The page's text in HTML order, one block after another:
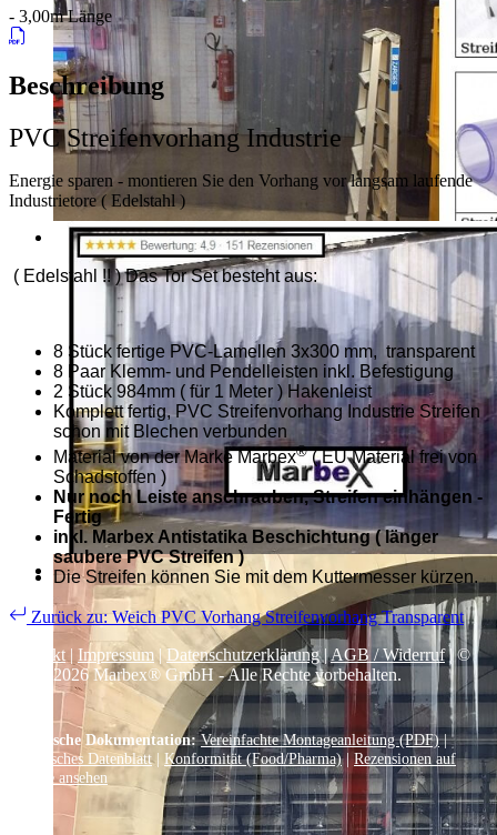
- 3,00m Länge
Beschreibung
PVC Streifenvorhang Industrie
Energie sparen - montieren Sie den Vorhang vor langsam laufende
Industrietore ( Edelstahl )
( Edelstahl !! ) Das Tor Set besteht aus:
8 Stück fertige PVC-Lamellen 3x300 mm, transparent
8 Paar Klemm- und Pendelleisten inkl. Befestigung
2 Stück 984mm ( für 1 Meter ) Hakenleist
Komplett fertig, PVC Streifenvorhang Industrie Streifen
schon mit Blechen verbunden
Material von der Marke Marbex®( EU Material frei von
Schadstoffen )
Nur noch Leiste anschrauben, Streifen einhängen -
Fertig
inkl. Marbex Antistatika Beschichtung ( länger
saubere PVC Streifen )
Die Streifen können Sie mit dem Kuttermesser kürzen.
Zurück zu: Weich PVC Vorhang Streifenvorhang Transparent
Kontakt | Impressum | Datenschutzerklärung|AGB / Widerruf| ©
2026Marbex® GmbH - Alle Rechte vorbehalten.
Technische Dokumentation: Vereinfachte Montageanleitung (PDF)|
Technisches Datenblatt| Konformität (Food/Pharma)|Rezensionen auf
Google ansehen